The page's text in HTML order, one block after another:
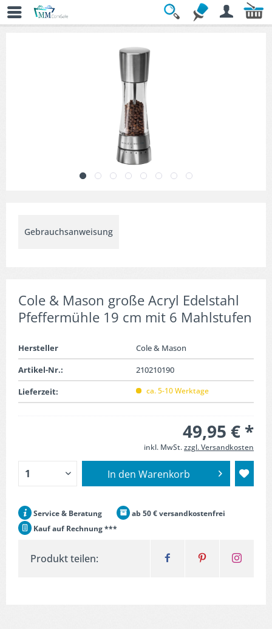
Übersicht
Gebrauchsanweisung
Cole & Mason große Acryl Edelstahl
Pfeffermühle 19 cm mit 6 Mahlstufen
Hersteller
Cole & Mason
Artikel-Nr.:
210210190
Lieferzeit:
ca. 5-10 Werktage
49,95 € *
inkl. MwSt.zzgl. Versandkosten
In den Warenkorb
Service & Beratung
ab 50 € versandkostenfrei
Kauf auf Rechnung ***
Produkt teilen: